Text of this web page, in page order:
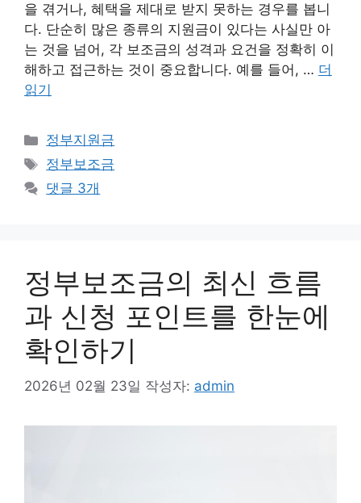
을 겪거나, 혜택을 제대로 받지 못하는 경우를 봅니
다. 단순히 많은 종류의 지원금이 있다는 사실만 아
는 것을 넘어, 각 보조금의 성격과 요건을 정확히 이
해하고 접근하는 것이 중요합니다. 예를 들어, … 더
읽기
카
테
리
정부지원금
태
그
정부보조금
댓글 3개
정부보조금의 최신 흐름
과 신청 포인트를 한눈에
확인하기
2026년 02월 23일 작성자: admin